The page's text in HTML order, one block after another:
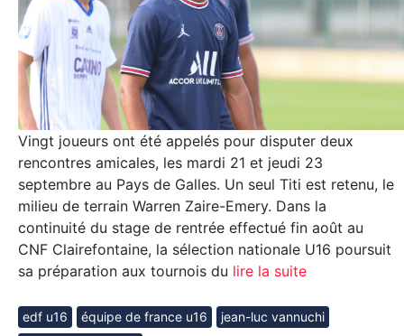
Vingt joueurs ont été appelés pour disputer deux
rencontres amicales, les mardi 21 et jeudi 23
septembre au Pays de Galles. Un seul Titi est retenu, le
milieu de terrain Warren Zaire-Emery. Dans la
continuité du stage de rentrée effectué fin août au
CNF Clairefontaine, la sélection nationale U16 poursuit
sa préparation aux tournois du lire la suite
edf u16 équipe de france u16
jean-luc vannuchi